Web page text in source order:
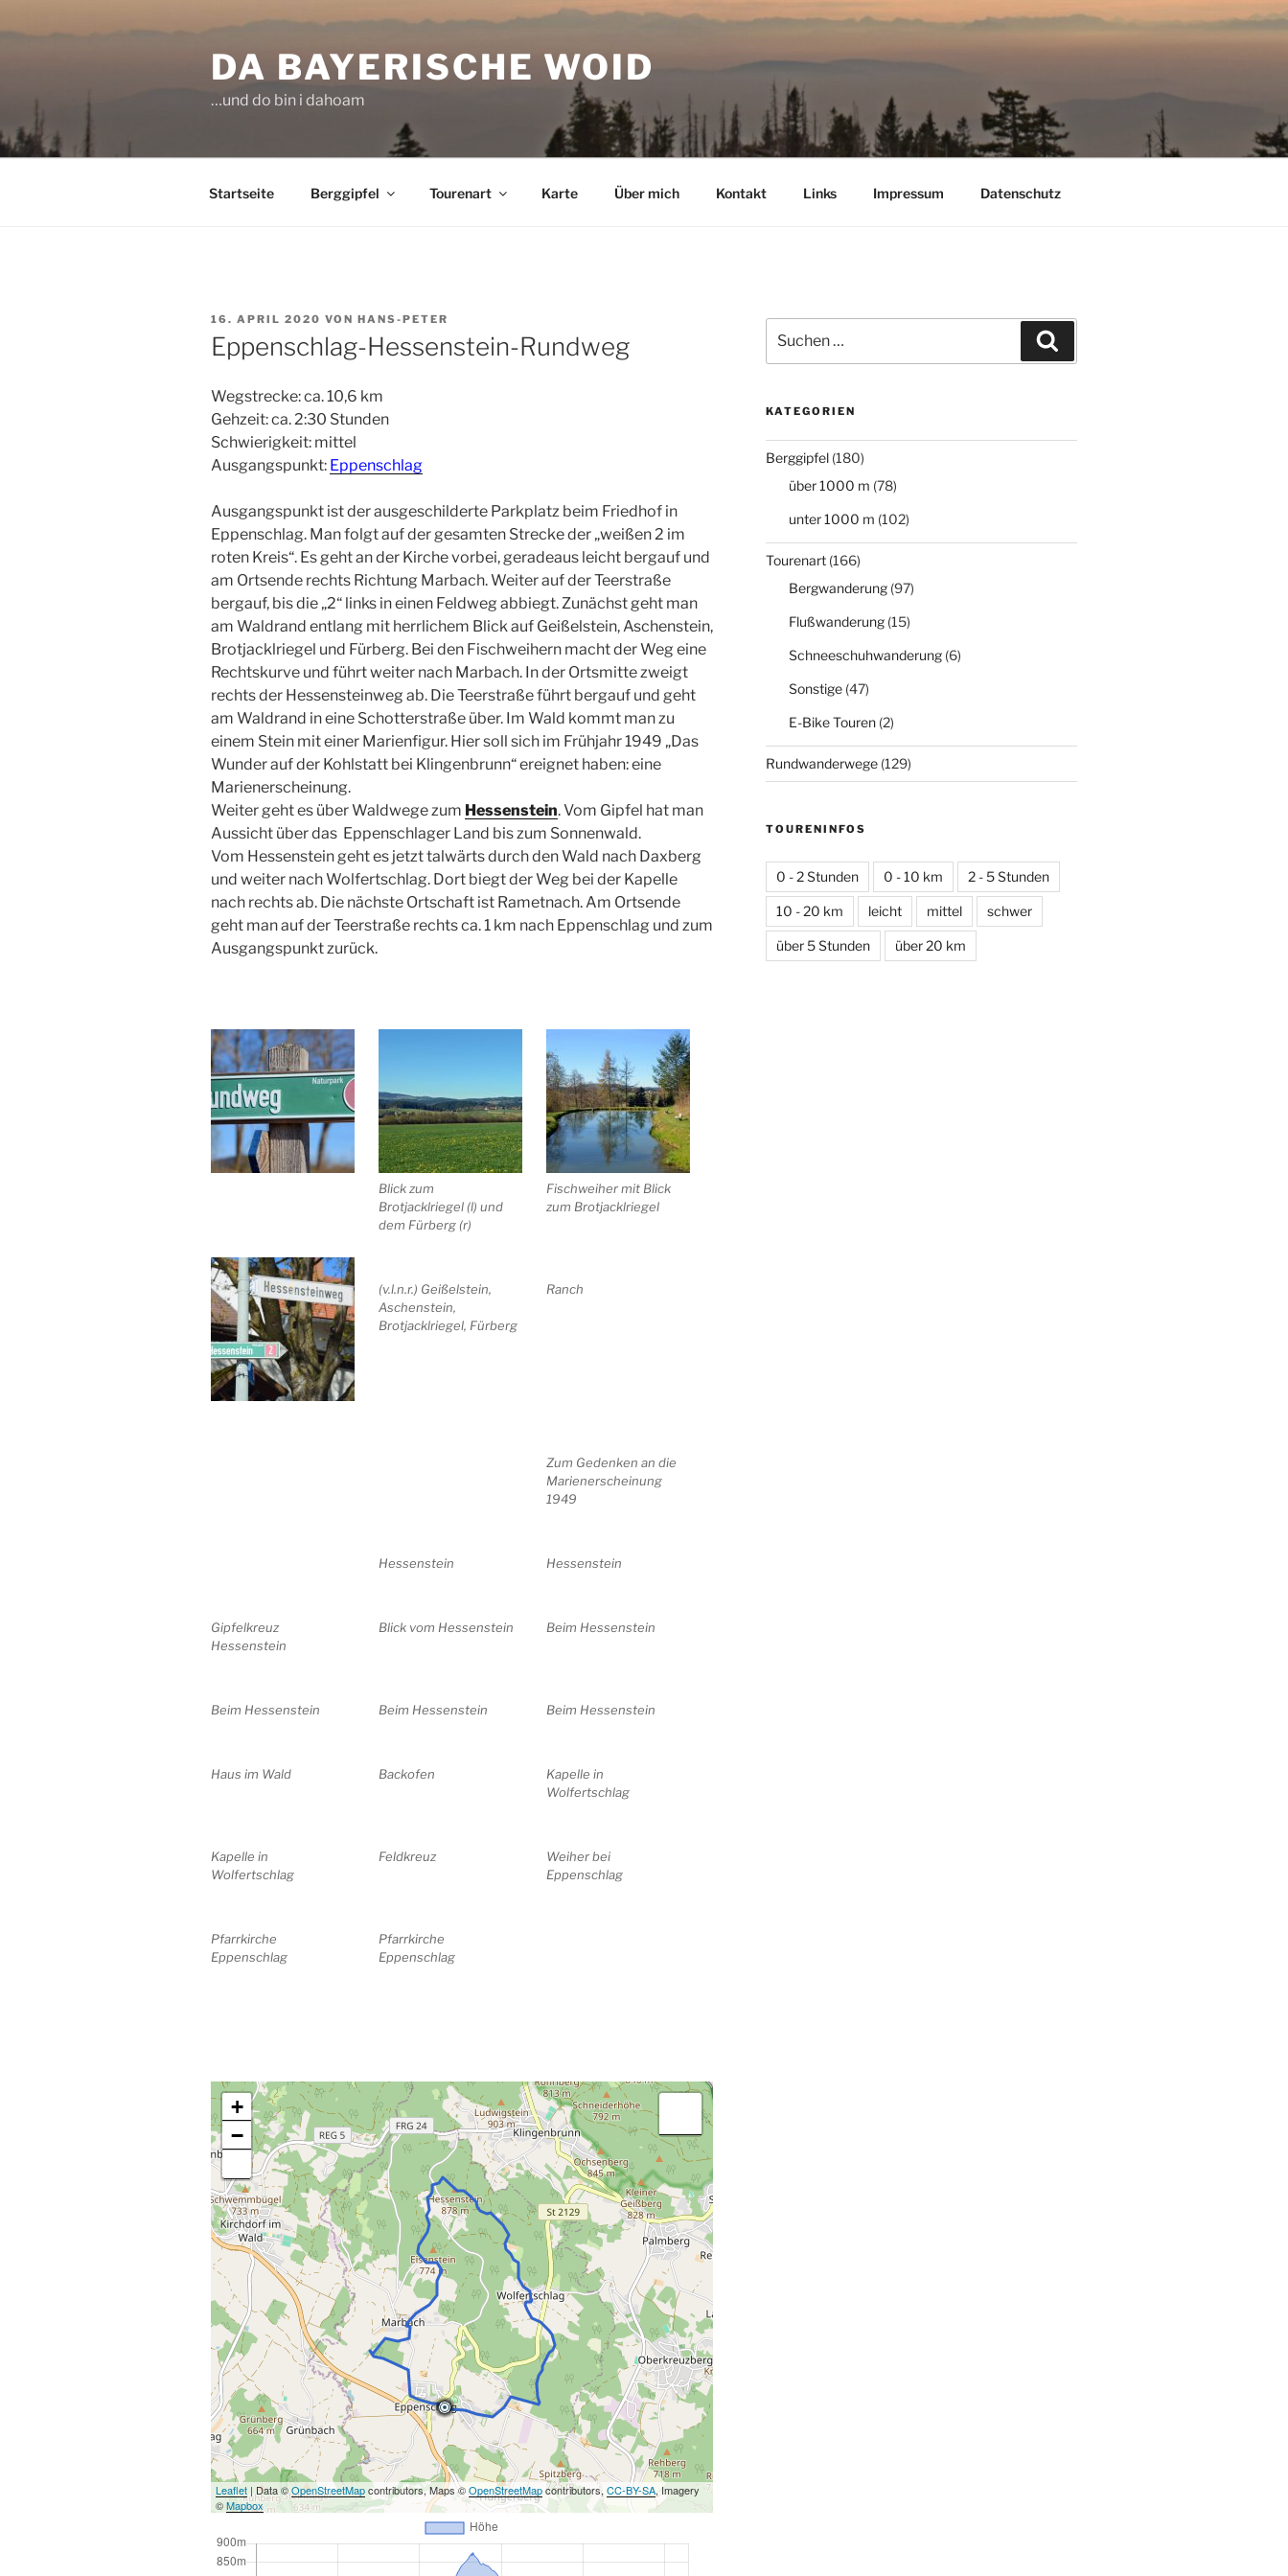
Inhalt
DA BAYERISCHE WOID
…und do bin i dahoam
Startseite Berggipfel Tourenart Karte Über mich Kontakt Links Impressum Datenschutz
VERÖFFENTLICHT
AM
16. APRIL 2020 VON HANS-PETER
Eppenschlag-Hessenstein-Rundweg
Wegstrecke: ca. 10,6 km
Gehzeit: ca. 2:30 Stunden
Schwierigkeit: mittel
Ausgangspunkt: Eppenschlag
Ausgangspunkt ist der ausgeschilderte Parkplatz beim Friedhof in
Eppenschlag. Man folgt auf der gesamten Strecke der „weißen 2 im
roten Kreis“. Es geht an der Kirche vorbei, geradeaus leicht bergauf und
am Ortsende rechts Richtung Marbach. Weiter auf der Teerstraße
bergauf, bis die „2“ links in einen Feldweg abbiegt. Zunächst geht man
am Waldrand entlang mit herrlichem Blick auf Geißelstein, Aschenstein,
Brotjacklriegel und Fürberg. Bei den Fischweihern macht der Weg eine
Rechtskurve und führt weiter nach Marbach. In der Ortsmitte zweigt
rechts der Hessensteinweg ab. Die Teerstraße führt bergauf und geht
am Waldrand in eine Schotterstraße über. Im Wald kommt man zu
einem Stein mit einer Marienfigur. Hier soll sich im Frühjahr 1949 „Das
Wunder auf der Kohlstatt bei Klingenbrunn“ ereignet haben: eine
Marienerscheinung.
Weiter geht es über Waldwege zum Hessenstein. Vom Gipfel hat man
Aussicht über das Eppenschlager Land bis zum Sonnenwald.
Vom Hessenstein geht es jetzt talwärts durch den Wald nach Daxberg
und weiter nach Wolfertschlag. Dort biegt der Weg bei der Kapelle
nach rechts ab. Die nächste Ortschaft ist Rametnach. Am Ortsende
geht man auf der Teerstraße rechts ca. 1 km nach Eppenschlag und zum
Ausgangspunkt zurück.
Blick zum
Brotjacklriegel (l) und
dem Fürberg (r)
Fischweiher mit Blick
zum Brotjacklriegel
(v.l.n.r.) Geißelstein,
Aschenstein,
Brotjacklriegel, Fürberg
Ranch
Zum Gedenken an die
Marienerscheinung
1949
Hessenstein Hessenstein
Gipfelkreuz
Hessenstein
Blick vom Hessenstein Beim Hessenstein
Beim Hessenstein Beim Hessenstein Beim Hessenstein
Haus im Wald Backofen
Kapelle in
Wolfertschlag
Kapelle in
Wolfertschlag
Feldkreuz
Weiher bei
Eppenschlag
Pfarrkirche
Eppenschlag
Pfarrkirche
Eppenschlag
+
−
Leaflet | Data ©OpenStreetMapcontributors, Maps ©OpenStreetMapcontributors,CC-BY-SA, Imagery
©Mapbox
nach:
KATEGORIEN
Berggipfel(180)
über 1000 m (78)
unter 1000 m (102)
Tourenart(166)
Bergwanderung(97)
Flußwanderung(15)
Schneeschuhwanderung(6)
Sonstige(47)
E-Bike Touren(2)
Rundwanderwege(129)
TOURENINFOS
0 - 2 Stunden 0 - 10 km 2 - 5 Stunden
10 - 20 km leicht mittel schwer
über 5 Stunden über 20 km